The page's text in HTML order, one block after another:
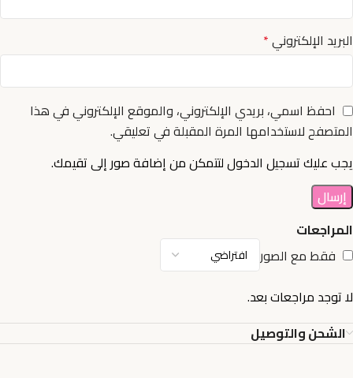
المراجعات
فقط مع الصور
لا توجد مراجعات بعد.
البريد الإلكتروني*
احفظ اسمي، بريدي الإلكتروني، والموقع الإلكتروني في هذا
المتصفح لاستخدامها المرة المقبلة في تعليقي.
يجب عليك تسجيل الدخول لتتمكن من إضافة صور إلى تقيمك.
الشحن والتوصيل